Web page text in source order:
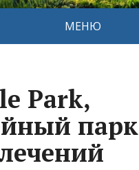
МЕНЮ
Park,
парк